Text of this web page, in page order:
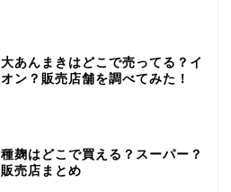
大あんまきはどこで売ってる？イ
オン？販売店舗を調べてみた！
種麹はどこで買える？スーパー？
販売店まとめ